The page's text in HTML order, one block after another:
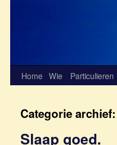
Home Wie Particulieren
Categorie archief:
Slaap goed.